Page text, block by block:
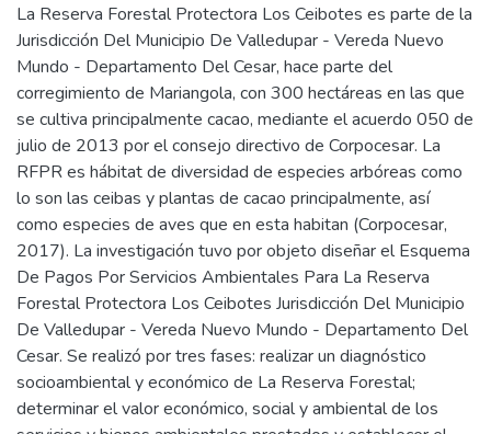
La Reserva Forestal Protectora Los Ceibotes es parte de la
Jurisdicción Del Municipio De Valledupar - Vereda Nuevo
Mundo - Departamento Del Cesar, hace parte del
corregimiento de Mariangola, con 300 hectáreas en las que
se cultiva principalmente cacao, mediante el acuerdo 050 de
julio de 2013 por el consejo directivo de Corpocesar. La
RFPR es hábitat de diversidad de especies arbóreas como
lo son las ceibas y plantas de cacao principalmente, así
como especies de aves que en esta habitan (Corpocesar,
2017). La investigación tuvo por objeto diseñar el Esquema
De Pagos Por Servicios Ambientales Para La Reserva
Forestal Protectora Los Ceibotes Jurisdicción Del Municipio
De Valledupar - Vereda Nuevo Mundo - Departamento Del
Cesar. Se realizó por tres fases: realizar un diagnóstico
socioambiental y económico de La Reserva Forestal;
determinar el valor económico, social y ambiental de los